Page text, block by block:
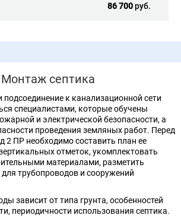
86 700руб.
Монтаж септика
к канализационной сети
специалистами, которые обучены
и электрической безопасности, а
проведения земляных работ. Перед
2 ПР необходимо составить план ее
отметок, укомплектовать
материалами, разметить
трубопроводов и сооружений
зависит от типа грунта, особенностей
периодичности использования септика.